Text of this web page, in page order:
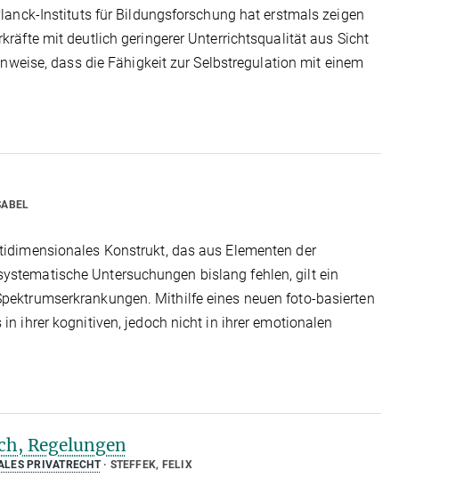
Instituts für Bildungsforschung hat erstmals zeigen
mit deutlich geringerer Unterrichtsqualität aus Sicht
dass die Fähigkeit zur Selbstregulation mit einem
Konstrukt, das aus Elementen der
Untersuchungen bislang fehlen, gilt ein
Mithilfe eines neuen foto-basierten
ihrer kognitiven, jedoch nicht in ihrer emotionalen
Regelungen
PRIVATRECHT STEFFEK, FELIX